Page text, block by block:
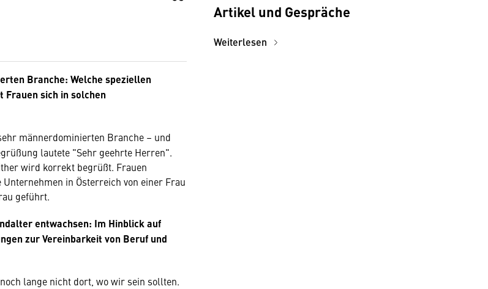
Branche: Welche speziellen
Frauen sich in solchen
männerdominierten Branche – und
lautete "Sehr geehrte Herren".
wird korrekt begrüßt. Frauen
in Österreich von einer Frau
geführt.
entwachsen: Im Hinblick auf
zur Vereinbarkeit von Beruf und
lange nicht dort, wo wir sein sollten.
Artikel und Gespräche
Weiterlesen